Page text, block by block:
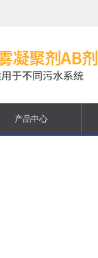
产品中心